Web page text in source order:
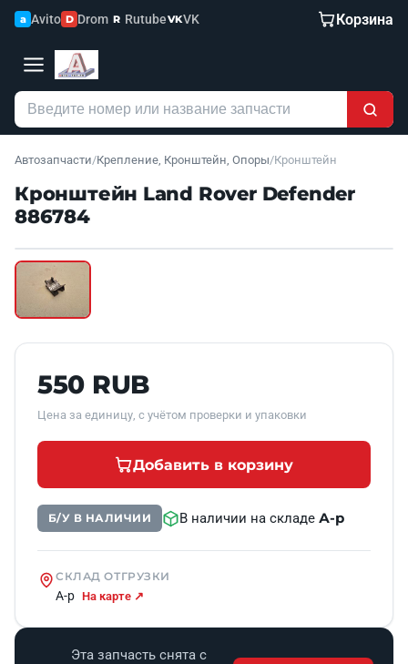
a Avito D Drom R RutubeVKVK Корзина
Автозапчасти/Крепление, Кронштейн, Опоры/Кронштейн
Кронштейн Land Rover Defender
886784
Б/У В НАЛИЧИИ
550 RUB
Цена за единицу, с учётом проверки и упаковки
Добавить в корзину
Б/У В НАЛИЧИИ В наличии на складеА-р
СКЛАД ОТГРУЗКИ
А-р На карте ↗
Эта запчасть снята с